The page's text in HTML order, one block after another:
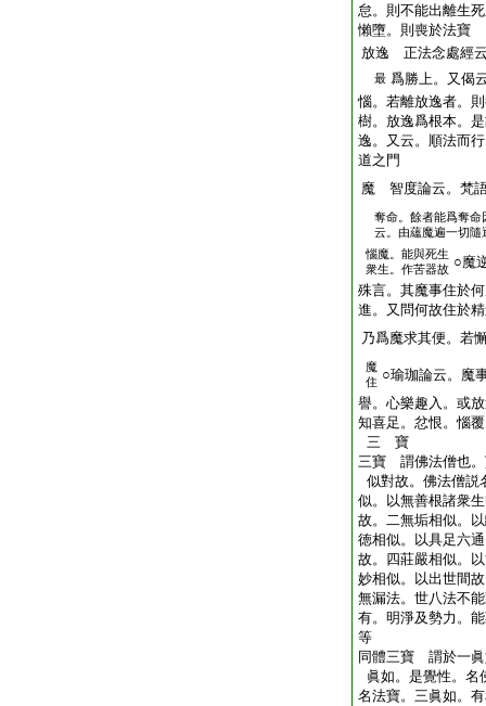
怠。則不能出離生
懶墮。則喪於法寶
放逸 正法念處經
最 爲勝上。又偈
惱。若離放逸者。
樹。放逸爲根本。
逸。又云。順法而
道之門
魔 智度論云。梵
奪命。餘者能爲奪命
云。由蘊魔遍一切隨
惱魔。能與死生
衆生。作苦器故 ○魔
殊言。其魔事住於
進。又問何故住於
乃爲魔求其便。若
魔
住 ○瑜珈論云。魔
譽。心樂趣入。或
知喜足。忿恨。惱
三 寶
三寶 謂佛法僧也。
似對故。佛法僧説
似。以無善根諸衆
故。二無垢相似。
徳相似。以具足六
故。四莊嚴相似。
妙相似。以出世間
無漏法。世八法不
有。明淨及勢力。
等
同體三寶 謂於一眞
眞如。是覺性。名
名法寶。三眞如。